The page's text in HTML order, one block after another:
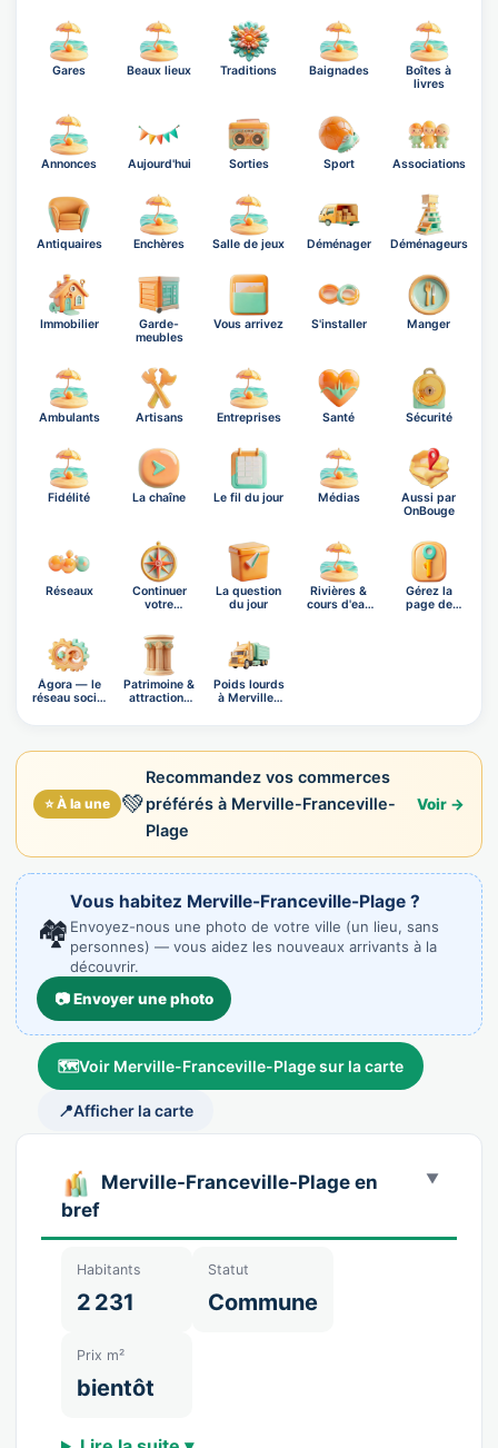
Gares Beaux lieux Traditions Baignades
Boîtes à
livres
Annonces Aujourd'hui Sorties Sport Associations
Antiquaires Enchères Salle de jeux Déménager Déménageurs
Immobilier
Garde-
meubles
Vous arrivez S'installer Manger
Ambulants Artisans Entreprises Santé Sécurité
Fidélité La chaîne Le fil du jour Médias
Aussi par
OnBouge
Réseaux
Continuer
votre
La question
du jour
Rivières &
cours d'eau
Gérez la
page de
Ágora — le
réseau social
Patrimoine &
attractions
Poids lourds
à Merville-
⭐ À la une 💚
Recommandez vos commerces
préférés à Merville-Franceville-
Plage
Voir →
🏘️
Vous habitez Merville-Franceville-Plage ?
Envoyez-nous une photo de votre ville (un lieu, sans
personnes) — vous aidez les nouveaux arrivants à la
découvrir.
📷 Envoyer une photo
🗺️Voir Merville-Franceville-Plage sur la carte
📍Afficher la carte
Merville-Franceville-Plage en
bref
Habitants
2 231
Statut
Commune
Prix m²
bientôt